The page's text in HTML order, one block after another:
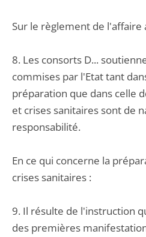
Sur le règlement de l'affaire
8. Les consorts D...
commises par l'Etat tant
préparation que dans celle
et crises sanitaires sont de
responsabilité.
En ce qui concerne la
crises sanitaires :
9. Il résulte de l'instruction
des premières